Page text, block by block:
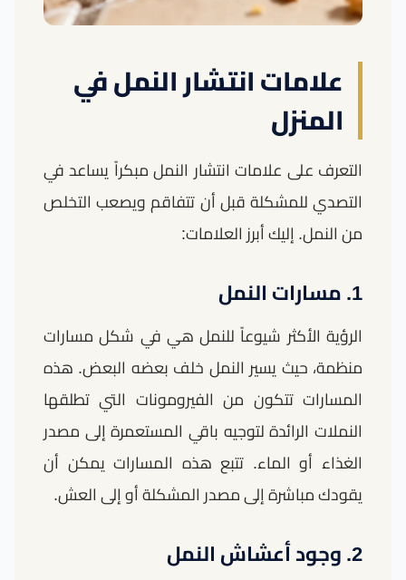
علامات انتشار النمل في
المنزل
التعرف على علامات انتشار النمل مبكراً يساعد في
التصدي للمشكلة قبل أن تتفاقم ويصعب التخلص
من النمل. إليك أبرز العلامات:
1. مسارات النمل
الرؤية الأكثر شيوعاً للنمل هي في شكل مسارات
منظمة، حيث يسير النمل خلف بعضه البعض. هذه
المسارات تتكون من الفيرومونات التي تطلقها
النملات الرائدة لتوجيه باقي المستعمرة إلى مصدر
الغذاء أو الماء. تتبع هذه المسارات يمكن أن
يقودك مباشرة إلى مصدر المشكلة أو إلى العش.
2. وجود أعشاش النمل